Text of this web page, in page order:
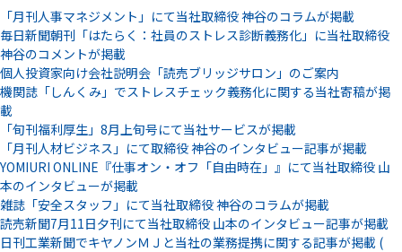
「月刊人事マネジメント」にて当社取締役 神谷のコラムが掲載
毎日新聞朝刊「はたらく：社員のストレス診断義務化」に当社取締役
神谷のコメントが掲載
個人投資家向け会社説明会「読売ブリッジサロン」のご案内
機関誌「しんくみ」でストレスチェック義務化に関する当社寄稿が掲
載
「旬刊福利厚生」8月上旬号にて当社サービスが掲載
「月刊人材ビジネス」にて取締役 神谷のインタビュー記事が掲載
YOMIURI ONLINE『仕事オン・オフ「自由時在」』にて当社取締役 山
本のインタビューが掲載
雑誌「安全スタッフ」にて当社取締役 神谷のコラムが掲載
読売新聞7月11日夕刊にて当社取締役 山本のインタビュー記事が掲載
日刊工業新聞でキヤノンＭＪと当社の業務提携に関する記事が掲載 (